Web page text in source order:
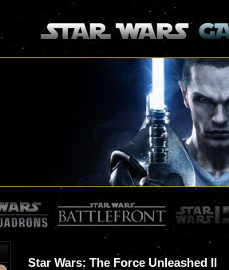
Star Wars: The Force Unleashed II